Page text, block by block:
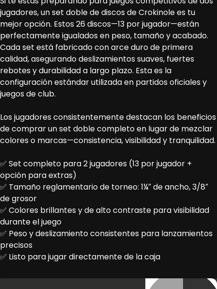
jugadores, un set doble de discos de Crokinole es tu
mejor opción. Estos 26 discos—13 por jugador—están
perfectamente igualados en peso, tamaño y acabado.
Cada set está fabricado con arce duro de primera
calidad, asegurando deslizamientos suaves, fuertes
rebotes y durabilidad a largo plazo. Esta es la
configuración estándar utilizada en partidos oficiales y
juegos de club.
Los jugadores consistentemente destacan los beneficios
de comprar un set doble completo en lugar de mezclar
colores o marcas—consistencia, visibilidad y tranquilidad.
✅ Set completo para 2 jugadores (13 por jugador +
opción para extras)
✅ Tamaño reglamentario de torneo: 1¼″ de ancho, 3/8″
de grosor
✅ Colores brillantes y de alto contraste para visibilidad
durante el juego
✅ Peso y deslizamiento consistentes para lanzamientos
precisos
✅ Listo para jugar directamente de la caja